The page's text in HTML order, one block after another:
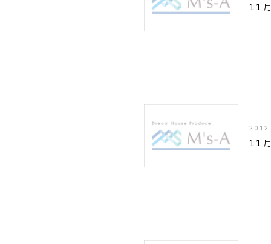
11
11